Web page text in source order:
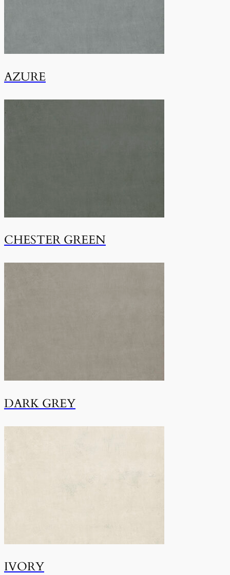
AZURE
CHESTER GREEN
DARK GREY
IVORY